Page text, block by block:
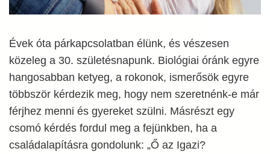
Évek óta párkapcsolatban élünk, és vészesen
közeleg a 30. születésnapunk. Biológiai óránk egyre
hangosabban ketyeg, a rokonok, ismerősök egyre
többször kérdezik meg, hogy nem szeretnénk-e már
férjhez menni és gyereket szülni. Másrészt egy
csomó kérdés fordul meg a fejünkben, ha a
családalapításra gondolunk: „Ő az Igazi?